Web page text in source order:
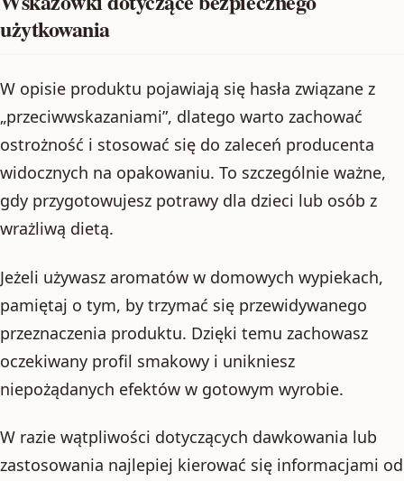
użytkowania
W opisie produktu pojawiają się hasła związane z
„przeciwwskazaniami”, dlatego warto zachować
ostrożność i stosować się do zaleceń producenta
widocznych na opakowaniu. To szczególnie ważne,
gdy przygotowujesz potrawy dla dzieci lub osób z
wrażliwą dietą.
Jeżeli używasz aromatów w domowych wypiekach,
pamiętaj o tym, by trzymać się przewidywanego
przeznaczenia produktu. Dzięki temu zachowasz
oczekiwany profil smakowy i unikniesz
niepożądanych efektów w gotowym wyrobie.
W razie wątpliwości dotyczących dawkowania lub
zastosowania najlepiej kierować się informacjami od